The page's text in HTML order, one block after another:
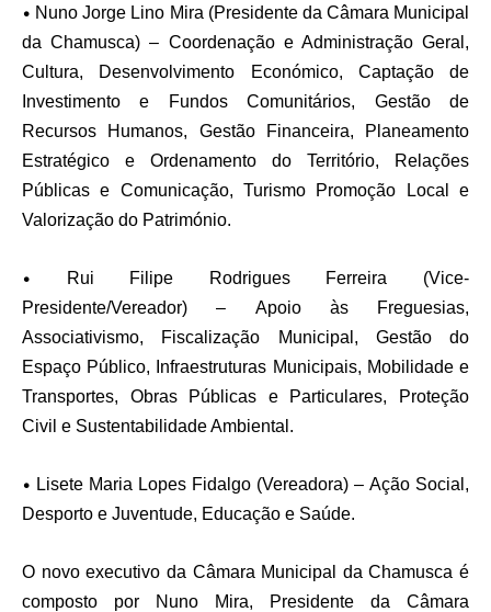
• Nuno Jorge Lino Mira (Presidente da Câmara Municipal
da Chamusca) – Coordenação e Administração Geral,
Cultura, Desenvolvimento Económico, Captação de
Investimento e Fundos Comunitários, Gestão de
Recursos Humanos, Gestão Financeira, Planeamento
Estratégico e Ordenamento do Território, Relações
Públicas e Comunicação, Turismo Promoção Local e
Valorização do Património.
•
Rui Filipe Rodrigues Ferreira (Vice-
Presidente/Vereador) – Apoio às Freguesias,
Associativismo, Fiscalização Municipal, Gestão do
Espaço Público, Infraestruturas Municipais, Mobilidade e
Transportes, Obras Públicas e Particulares, Proteção
Civil e Sustentabilidade Ambiental.
• Lisete Maria Lopes Fidalgo (Vereadora) – Ação Social,
Desporto e Juventude, Educação e Saúde.
O novo executivo da Câmara Municipal da Chamusca é
composto por Nuno Mira, Presidente da Câmara